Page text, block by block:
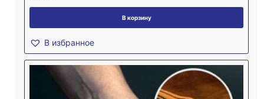
В корзину
В избранное